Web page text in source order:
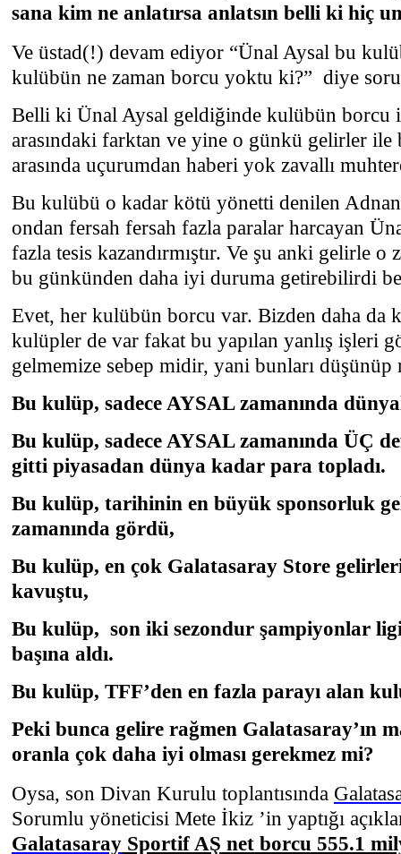
sana kim ne anlatırsa anlatsın belli ki hiç
Ve üstad(!) devam ediyor “Ünal Aysal bu
kulübün ne zaman borcu yoktu ki?” diye
Belli ki Ünal Aysal geldiğinde kulübün borcu
arasındaki farktan ve yine o günkü gelirler
arasında uçurumdan haberi yok zavallı
Bu kulübü o kadar kötü yönetti denilen
ondan fersah fersah fazla paralar harcayan
fazla tesis kazandırmıştır. Ve şu anki gelirle o
bu günkünden daha iyi duruma getirebilirdi
Evet, her kulübün borcu var. Bizden daha da
kulüpler de var fakat bu yapılan yanlış işleri
gelmemize sebep midir, yani bunları düşünüp
Bu kulüp, sadece AYSAL zamanında
Bu kulüp, sadece AYSAL zamanında ÜÇ
gitti piyasadan dünya kadar para topladı.
Bu kulüp, tarihinin en büyük sponsorluk
zamanında gördü,
Bu kulüp, en çok Galatasaray Store
kavuştu,
Bu kulüp, son iki sezondur şampiyonlar
başına aldı.
Bu kulüp, TFF’den en fazla parayı alan
Peki bunca gelire rağmen Galatasaray’ın
oranla çok daha iyi olması gerekmez mi?
Oysa, son Divan Kurulu toplantısında
Sorumlu yöneticisi Mete İkiz ’in yaptığı
Galatasaray Sportif AŞ net borcu 555.1